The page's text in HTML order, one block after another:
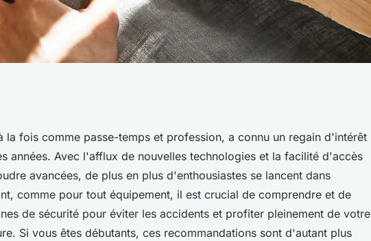
à coudre :
de sécurité ?
la fois comme passe-temps et profession, a connu un regain d'intérêt
années. Avec l'afflux de nouvelles technologies et la facilité d'accès
avancées, de plus en plus d'enthousiastes se lancent dans
comme pour tout équipement, il est crucial de comprendre et de
de sécurité pour éviter les accidents et profiter pleinement de votre
Si vous êtes débutants, ces recommandations sont d'autant plus